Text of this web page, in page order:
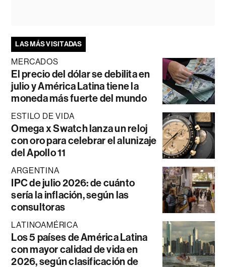
LAS MÁS VISITADAS
MERCADOS
El precio del dólar se debilita en
julio y América Latina tiene la
moneda más fuerte del mundo
ESTILO DE VIDA
Omega x Swatch lanza un reloj
con oro para celebrar el alunizaje
del Apollo 11
ARGENTINA
IPC de julio 2026: de cuánto
sería la inflación, según las
consultoras
LATINOAMÉRICA
Los 5 países de América Latina
con mayor calidad de vida en
2026, según clasificación de